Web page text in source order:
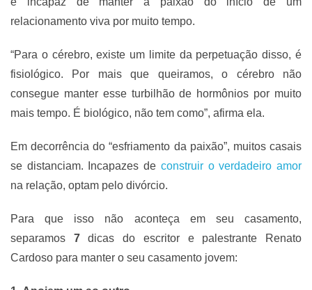
relacionamento viva por muito tempo.
“Para o cérebro, existe um limite da perpetuação disso, é
fisiológico. Por mais que queiramos, o cérebro não
consegue manter esse turbilhão de hormônios por muito
mais tempo. É biológico, não tem como”, afirma ela.
Em decorrência do “esfriamento da paixão”, muitos casais
se distanciam. Incapazes de construir o verdadeiro amor
na relação, optam pelo divórcio.
Para que isso não aconteça em seu casamento,
separamos 7dicas do escritor e palestrante Renato
Cardoso para manter o seu casamento jovem: